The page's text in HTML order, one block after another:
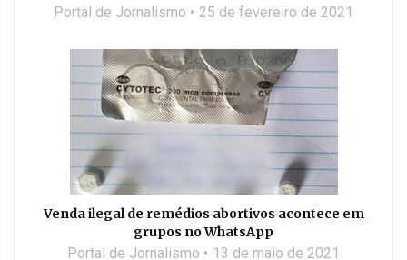
Portal de Jornalismo 25 de fevereiro de 2021
Venda ilegal de remédios abortivos acontece em
grupos no WhatsApp
Portal de Jornalismo 13 de maio de 2021